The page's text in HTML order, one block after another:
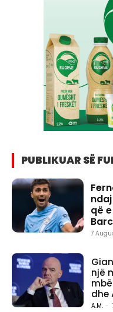
PUBLIKUAR SË
që
7
një
dhe
A.M. -